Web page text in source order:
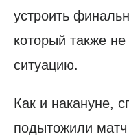
устроить
который также
ситуацию.
Как и накануне,
подытожили